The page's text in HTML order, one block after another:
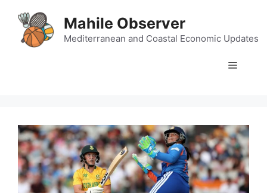
content
Mahile Observer
Mediterranean and Coastal Economic Updates
Menu